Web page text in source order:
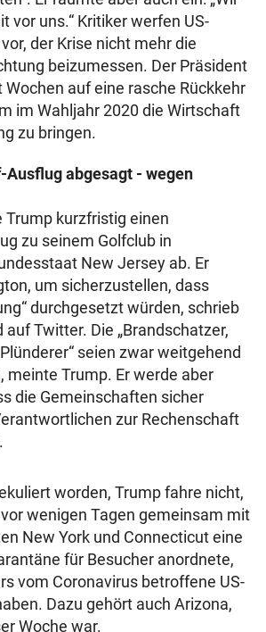
vor uns.“ Kritiker werfen US-
der Krise nicht mehr die
beizumessen. Der Präsident
auf eine rasche Rückkehr
im Wahljahr 2020 die Wirtschaft
zu bringen.
Ausflug abgesagt - wegen
Trump kurzfristig einen
zu seinem Golfclub in
New Jersey ab. Er
um sicherzustellen, dass
durchgesetzt würden, schrieb
Twitter. Die „Brandschatzer,
seien zwar weitgehend
meinte Trump. Er werde aber
die Gemeinschaften sicher
zur Rechenschaft
worden, Trump fahre nicht,
wenigen Tagen gemeinsam mit
New York und Connecticut eine
für Besucher anordnete,
vom Coronavirus betroffene US-
Dazu gehört auch Arizona,
Woche war.